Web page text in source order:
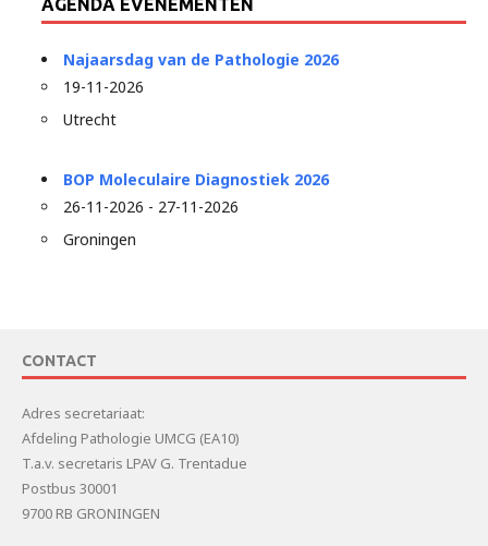
AGENDA EVENEMENTEN
Najaarsdag van de Pathologie 2026
19-11-2026
Utrecht
BOP Moleculaire Diagnostiek 2026
26-11-2026 - 27-11-2026
Groningen
CONTACT
Adres secretariaat:
Afdeling Pathologie UMCG (EA10)
T.a.v. secretaris LPAV G. Trentadue
Postbus 30001
9700 RB GRONINGEN